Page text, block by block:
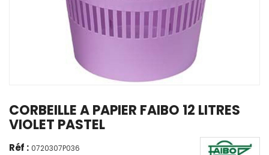
CORBEILLE A PAPIER FAIBO 12 LITRES
VIOLET PASTEL
Réf : 0720307P036